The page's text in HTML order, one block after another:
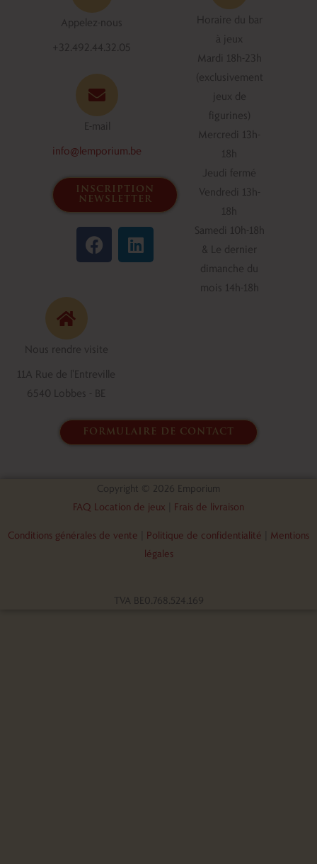
Appelez-nous
+32.492.44.32.05
E-mail
info@lemporium.be
inscription
newsletter
F
a
c
o
k
L
i
n
Horaire du bar
à jeux
Mardi 18h-23h
(exclusivement
jeux de
figurines)
Mercredi 13h-
18h
Jeudi fermé
Vendredi 13h-
18h
Samedi 10h-18h
& Le dernier
dimanche du
mois 14h-18h
Nous rendre visite
11A Rue de l'Entreville
6540 Lobbes - BE
formulaire de contact
Copyright © 2026 Emporium
FAQ Location de jeux
Frais de livraison
Conditions générales de vente Politique de confidentialité
Mentions
légales
TVA BE0.768.524.169